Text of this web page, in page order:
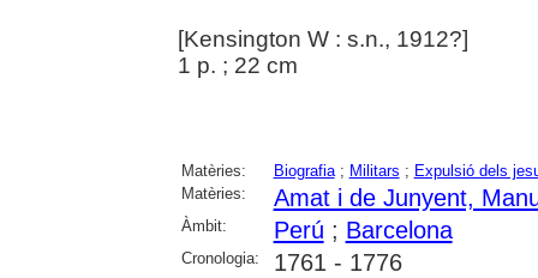
[Kensington W : s.n., 1912?]
1 p. ; 22 cm
Matèries: Biografia; Militars ; Expulsió dels
Matèries:
Amat i de Junyent,
Àmbit: Perú ; Barcelona
Cronologia: 1761 - 1776